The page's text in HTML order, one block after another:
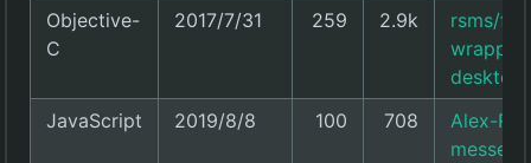
Objective-
C
2017/7/31 259 2.9k
rsms/fb-
desktop
JavaScript
2019/8/8 100 708
Alex-